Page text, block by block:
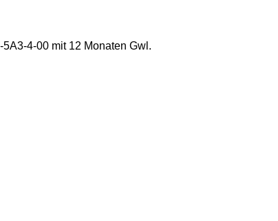
4-00 mit 12 Monaten Gwl.